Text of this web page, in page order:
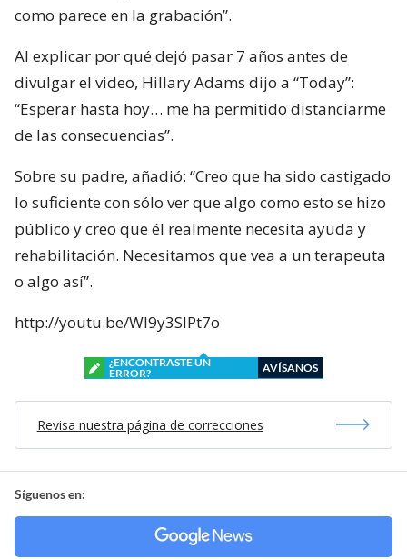
como parece en la grabación”.
Al explicar por qué dejó pasar 7 años antes de
divulgar el video, Hillary Adams dijo a “Today”:
“Esperar hasta hoy… me ha permitido distanciarme
de las consecuencias”.
Sobre su padre, añadió: “Creo que ha sido castigado
lo suficiente con sólo ver que algo como esto se hizo
público y creo que él realmente necesita ayuda y
rehabilitación. Necesitamos que vea a un terapeuta
o algo así”.
http://youtu.be/Wl9y3SIPt7o
¿ENCONTRASTE UN
ERROR?
AVÍSANOS
Revisa nuestra página de correcciones
Síguenos en: